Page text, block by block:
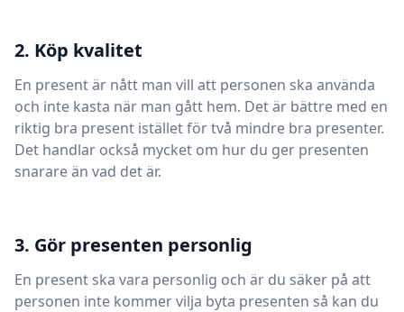
2. Köp kvalitet
En present är nått man vill att personen ska använda
och inte kasta när man gått hem. Det är bättre med en
riktig bra present istället för två mindre bra presenter.
Det handlar också mycket om hur du ger presenten
snarare än vad det är.
3. Gör presenten personlig
En present ska vara personlig och är du säker på att
personen inte kommer vilja byta presenten så kan du